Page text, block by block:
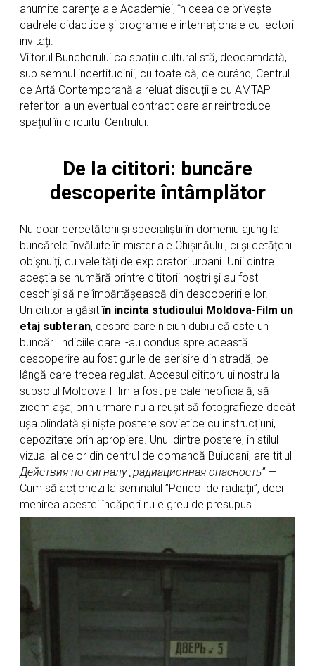
anumite carențe ale Academiei, în ceea ce privește
cadrele didactice și programele internaționale cu lectori
invitați.
Viitorul Buncherului ca spațiu cultural stă, deocamdată,
sub semnul incertitudinii, cu toate că, de curând, Centrul
de Artă Contemporană a reluat discuțiile cu AMTAP
referitor la un eventual contract care ar reintroduce
spațiul în circuitul Centrului.
De la cititori: buncăre
descoperite întâmplător
Nu doar cercetătorii și specialiștii în domeniu ajung la
buncărele învăluite în mister ale Chișinăului, ci și cetățeni
obișnuiți, cu veleități de exploratori urbani. Unii dintre
aceștia se numără printre cititorii noștri și au fost
deschiși să ne împărtășească din descoperirile lor.
Un cititor a găsitîn incinta studioului Moldova-Film un
etaj subteran, despre care niciun dubiu că este un
buncăr. Indiciile care l-au condus spre această
descoperire au fost gurile de aerisire din stradă, pe
lângă care trecea regulat. Accesul cititorului nostru la
subsolul Moldova-Film a fost pe cale neoficială, să
zicem așa, prin urmare nu a reușit să fotografieze decât
ușa blindată și niște postere sovietice cu instrucțiuni,
depozitate prin apropiere. Unul dintre postere, în stilul
vizual al celor din centrul de comandă Buiucani, are titlul
Действия по сигналу „радиационная опасность” —
Cum să acționezi la semnalul ”Pericol de radiații”, deci
menirea acestei încăperi nu e greu de presupus.